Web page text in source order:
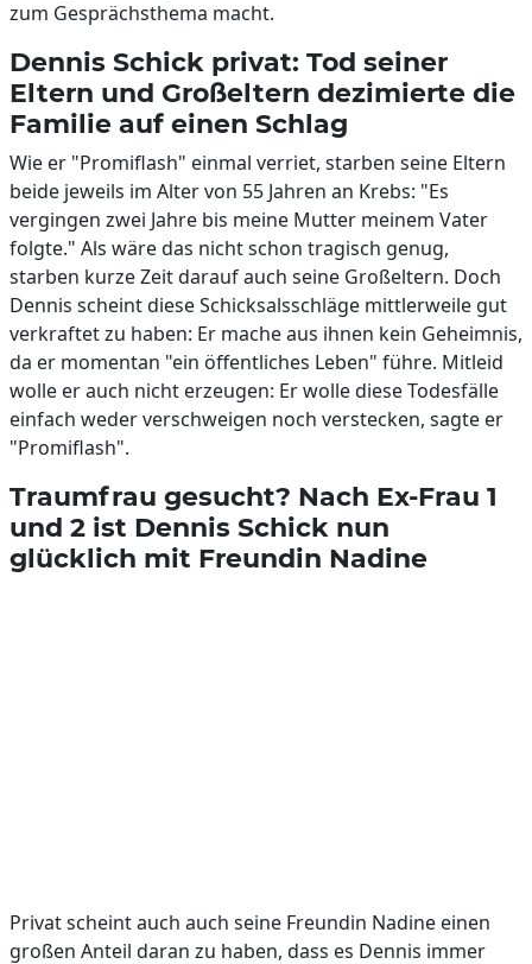
zum Gesprächsthema macht.
Dennis Schick privat: Tod seiner
Eltern und Großeltern dezimierte die
Familie auf einen Schlag
Wie er "Promiflash" einmal verriet, starben seine Eltern
beide jeweils im Alter von 55 Jahren an Krebs: "Es
vergingen zwei Jahre bis meine Mutter meinem Vater
folgte." Als wäre das nicht schon tragisch genug,
starben kurze Zeit darauf auch seine Großeltern. Doch
Dennis scheint diese Schicksalsschläge mittlerweile gut
verkraftet zu haben: Er mache aus ihnen kein Geheimnis,
da er momentan "ein öffentliches Leben" führe. Mitleid
wolle er auch nicht erzeugen: Er wolle diese Todesfälle
einfach weder verschweigen noch verstecken, sagte er
"Promiflash".
Traumfrau gesucht? Nach Ex-Frau 1
und 2 ist Dennis Schick nun
glücklich mit Freundin Nadine
Privat scheint auch auch seine Freundin Nadine einen
großen Anteil daran zu haben, dass es Dennis immer